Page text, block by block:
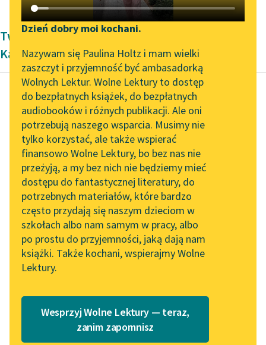
Katalog DAISY
Podkasty o książkach
Zgłoś brak utworu
Aktualności
Spotkanie z Katarzyną
Tunkiel w Oslo
Wolne Lektury na 32.
Pol’and’Rock Festivalu
„Kochanek Lady
Chatterley” do słuchania
na Wolnych Lekturach
Nowy audiobook –
„Marzenie o Oriencie”
Sophie Elkan
Kolekcja Nadwyraz.com x
Wolne Lektury – idealna na
Narzędzia
Mapa Wolnych Lektur
Leśmianator
Przewodnik dla piszących i
czytających
API
OAI-PMH
Widget Wolnych Lektur
Przypisy
Katalog w formacie PDF
Dzień dobry moi kochani.
Nazywam się Paulina Holtz i mam wielki
zaszczyt i przyjemność być ambasadorką
Wolnych Lektur. Wolne Lektury to dostęp
do bezpłatnych książek, do bezpłatnych
audiobooków i różnych publikacji. Ale oni
potrzebują naszego wsparcia. Musimy nie
tylko korzystać, ale także wspierać
finansowo Wolne Lektury, bo bez nas nie
przeżyją, a my bez nich nie będziemy mieć
dostępu do fantastycznej literatury, do
potrzebnych materiałów, które bardzo
często przydają się naszym dzieciom w
szkołach albo nam samym w pracy, albo
po prostu do przyjemności, jaką dają nam
książki. Także kochani, wspierajmy Wolne
Lektury.
Wesprzyj Wolne Lektury — teraz,
zanim zapomnisz
Twórczość Romantyzm Zygmunta
Kaczkowskiego
Zygmunt Kaczkowski
Murdelio
Wojewoda pisze, abym
przyjeżdżał do Leska
odebrać sobie tę
sumkę, za której
procent trzymałem
Zabrodzie...
Zygmunt Kaczkowski
Murdelio